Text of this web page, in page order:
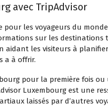
avec TripAdvisor
les voyageurs du
sur les destinations
aidant les visiteurs à
a à offrir.
pour la première fois
Luxembourg est une
laissés par d’autres